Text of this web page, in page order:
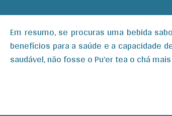
Em resumo, se procuras uma bebida
benefícios para a saúde e a capacidade
saudável, não fosse o Pu’er tea o chá